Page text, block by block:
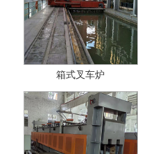
箱式叉车炉